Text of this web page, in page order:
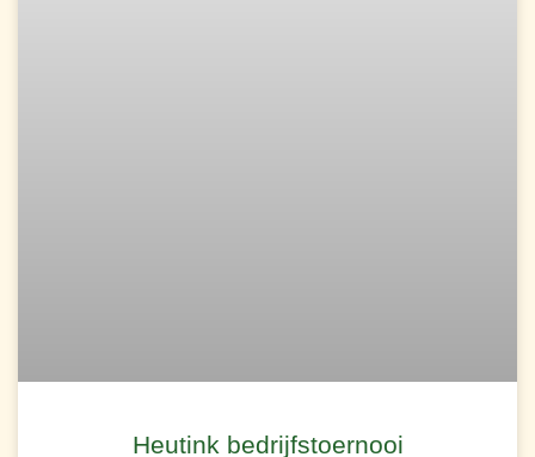
Heutink bedrijfstoernooi